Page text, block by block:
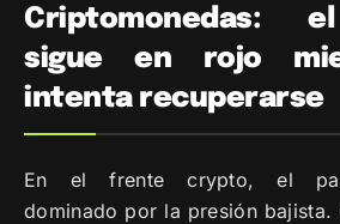
Criptomonedas:
sigue en rojo
intenta recuperarse
En el frente crypto, el
dominado por la presión bajista.